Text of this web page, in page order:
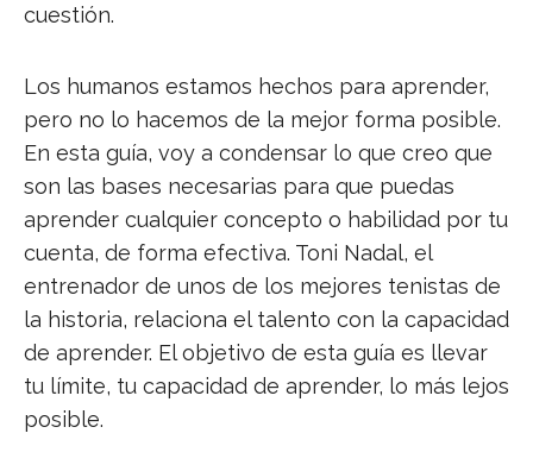
cuestión.
Los humanos estamos hechos para aprender,
pero no lo hacemos de la mejor forma posible.
En esta guía, voy a condensar lo que creo que
son las bases necesarias para que puedas
aprender cualquier concepto o habilidad por tu
cuenta, de forma efectiva. Toni Nadal, el
entrenador de unos de los mejores tenistas de
la historia, relaciona el talento con la capacidad
de aprender. El objetivo de esta guía es llevar
tu límite, tu capacidad de aprender, lo más lejos
posible.